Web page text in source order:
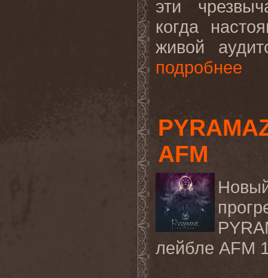
эти
когда
живой
подробнее
AFM
лейбле AFM